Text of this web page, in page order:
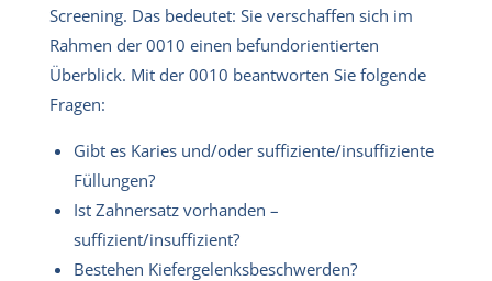
Screening. Das bedeutet: Sie verschaffen sich im
Rahmen der 0010 einen befundorientierten
Überblick. Mit der 0010 beantworten Sie folgende
Fragen:
Gibt es Karies und/oder suffiziente/insuffiziente
Füllungen?
Ist Zahnersatz vorhanden –
suffizient/insuffizient?
Bestehen Kiefergelenksbeschwerden?